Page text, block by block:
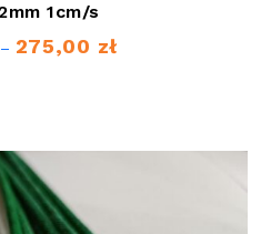
1cm/s
– 275,00 złZakres